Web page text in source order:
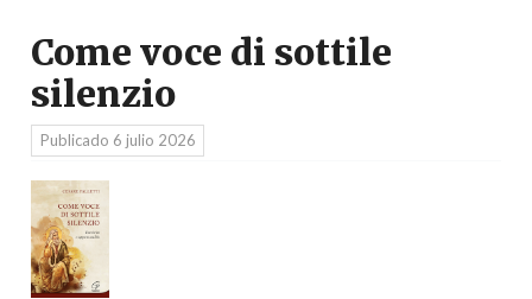
Come voce di sottile
silenzio
Publicado 6 julio 2026